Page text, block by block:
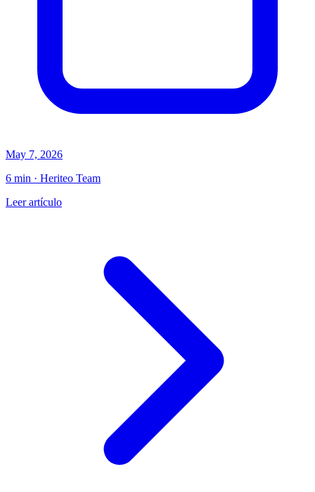
May 7, 2026
6 min · Heriteo Team
Leer artículo